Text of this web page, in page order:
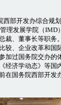
开发办综合规
理发展学院（
裁、董事长等职务
、企业改革和国
加过国务院交办
经济学动态》等
在国务院西部开